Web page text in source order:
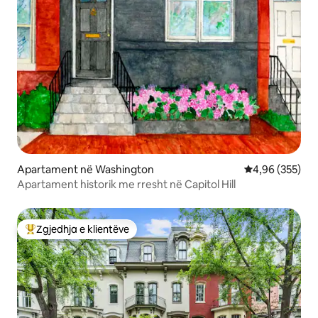
Apartament në Washington Vlerësimi
4,96 (355)
Apartament historik me rresht në Capitol Hill
Më të mirat e zgjedhjeve të klientëve
Zgjedhja e klientëve